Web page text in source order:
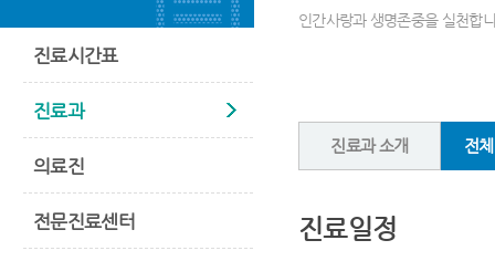
진료시간표
진료과
의료진
전문진료센터
인간사랑과 생명존중을 실천합
진료과 소개 전
진료일정